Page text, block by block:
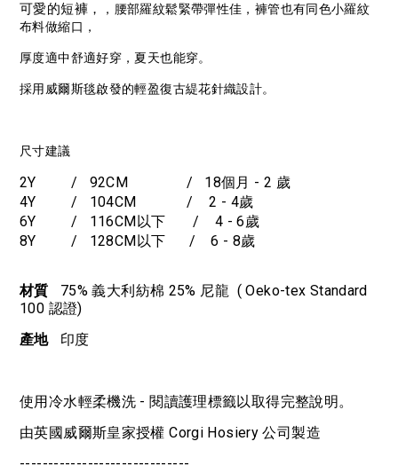
可愛的短褲，
，腰部羅紋鬆緊帶彈性佳，褲管也有同色小羅紋
布料做縮口，
厚度適中舒適好穿，夏天也能穿。
採用威爾斯毯啟發的輕盈復古緹花針織設計。
尺寸建議
2Y / 92CM / 18個月 - 2 歲
4Y / 104CM / 2 - 4歲
6Y / 116CM以下 / 4 - 6歲
8Y / 128CM以下 / 6 - 8歲
材質 75% 義大利紡棉 25% 尼龍 ( Oeko-tex Standard
100 認證)
產地印度
使用冷水輕柔機洗 - 閱讀護理標籤以取得完整說明。
由英國威爾斯皇家授權 Corgi Hosiery 公司製造
------------------------------